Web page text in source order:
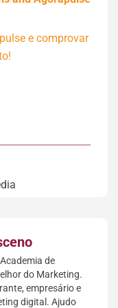
e comprovar
de
do Marketing.
empresário e
digital. Ajudo